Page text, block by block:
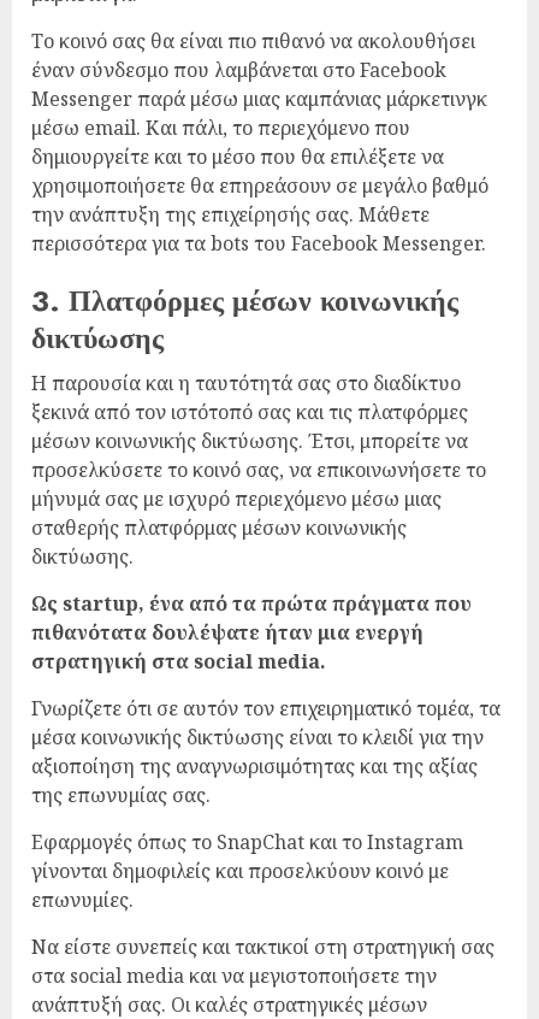
Το κοινό σας θα είναι πιο πιθανό να ακολουθήσει
έναν σύνδεσμο που λαμβάνεται στο Facebook
Messenger παρά μέσω μιας καμπάνιας μάρκετινγκ
μέσω email. Και πάλι, το περιεχόμενο που
δημιουργείτε και το μέσο που θα επιλέξετε να
χρησιμοποιήσετε θα επηρεάσουν σε μεγάλο βαθμό
την ανάπτυξη της επιχείρησής σας. Μάθετε
περισσότερα για τα bots του Facebook Messenger.
3. Πλατφόρμες μέσων κοινωνικής
δικτύωσης
Η παρουσία και η ταυτότητά σας στο διαδίκτυο
ξεκινά από τον ιστότοπό σας και τις πλατφόρμες
μέσων κοινωνικής δικτύωσης. Έτσι, μπορείτε να
προσελκύσετε το κοινό σας, να επικοινωνήσετε το
μήνυμά σας με ισχυρό περιεχόμενο μέσω μιας
σταθερής πλατφόρμας μέσων κοινωνικής
δικτύωσης.
Ως startup, ένα από τα πρώτα πράγματα που
πιθανότατα δουλέψατε ήταν μια ενεργή
στρατηγική στα social media.
Γνωρίζετε ότι σε αυτόν τον επιχειρηματικό τομέα, τα
μέσα κοινωνικής δικτύωσης είναι το κλειδί για την
αξιοποίηση της αναγνωρισιμότητας και της αξίας
της επωνυμίας σας.
Εφαρμογές όπως το SnapChat και το Instagram
γίνονται δημοφιλείς και προσελκύουν κοινό με
επωνυμίες.
Να είστε συνεπείς και τακτικοί στη στρατηγική σας
στα social media και να μεγιστοποιήσετε την
ανάπτυξή σας. Οι καλές στρατηγικές μέσων